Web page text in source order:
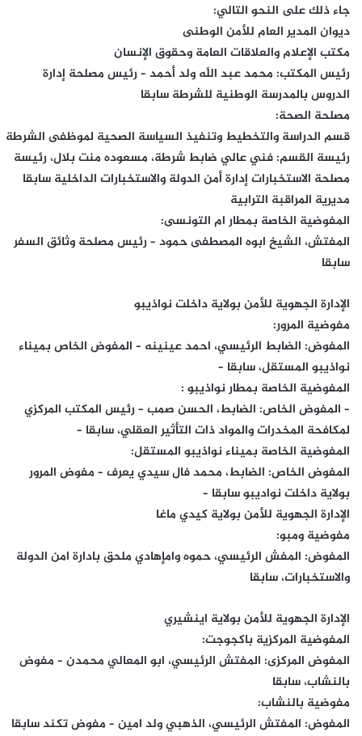
جاء ذلك على النحو التالي:
ديوان المدير العام للأمن الوطنى
مكتب الإعلام والعلاقات العامة وحقوق الإنسان
رئيس المكتب: محمد عبد اللّٰه ولد أحمد – رئيس مصلحة إدارة
الدروس بالمدرسة الوطنية للشرطة سابقا
مصلحة الصحة:
قسم الدراسة والتخطيط وتنفيذ السياسة الصحية لموظفى الشرطة
رئيسة القسم: فني عالي ضابط شرطة، مسعوده منت بلال، رئيسة
مصلحة الاستخبارات إدارة أمن الدولة والاستخبارات الداخلية سابقا
مديرية المراقبة الترابية
المفوضية الخاصة بمطار ام التونسى:
المفتش، الشيخ ابوه المصطفى حمود – رئيس مصلحة وثائق السفر
سابقا
الإدارة الجهوية للأمن بولاية داخلت نواذيبو
مفوضية المرور:
المفوض: الضابط الرئيسي، احمد عينينه – المفوض الخاص بميناء
نواذيبو المستقل، سابقا –
المفوضية الخاصة بمطار نواذيبو :
– المفوض الخاص: الضابط، الحسن صمب – رئيس المكتب المركزي
لمكافحة المخدرات والمواد ذات التأثير العقلي، سابقا –
المفوضية الخاصة بميناء نواذيبو المستقل:
المفوض الخاص: الضابط، محمد فال سيدي يعرف – مفوض المرور
بولاية داخلت نواديبو سابقا –
الإدارة الجهوية للأمن بولاية كيدي ماغا
مفوضية ومبو:
المفوض: المفش الرئيسي، حموه وامإهادي ملحق بادارة امن الدولة
والاستخبارات، سابقا
الإدارة الجهوية للأمن بولاية اينشيري
المفوضية المركزية باكجوجت:
المفوض المركزى: المفتش الرئيسي، ابو المعالي محمدن – مفوض
بالنشاب، سابقا
مفوضية بالنشاب:
المفوض: المفتش الرئيسي، الذهبي ولد امين – مفوض تكند سابقا